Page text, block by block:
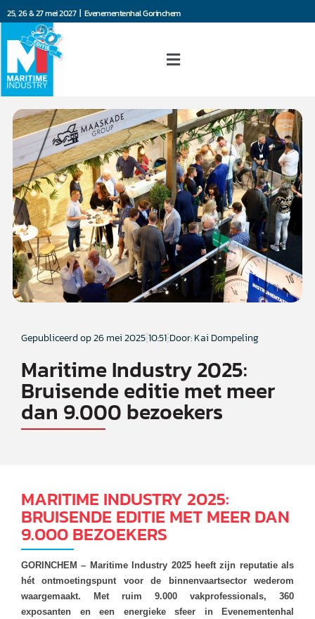
25, 26 & 27 mei 2027 | Evenementenhal Gorinchem
Gepubliceerd op26 mei 202510:51 Door: Kai Dompeling
Maritime Industry 2025:
Bruisende editie met meer
dan 9.000 bezoekers
MARITIME INDUSTRY 2025:
BRUISENDE EDITIE MET MEER DAN
9.000 BEZOEKERS
GORINCHEM – Maritime Industry 2025 heeft zijn reputatie als
hét ontmoetingspunt voor de binnenvaartsector wederom
waargemaakt. Met ruim 9.000 vakprofessionals, 360
exposanten en een energieke sfeer in Evenementenhal